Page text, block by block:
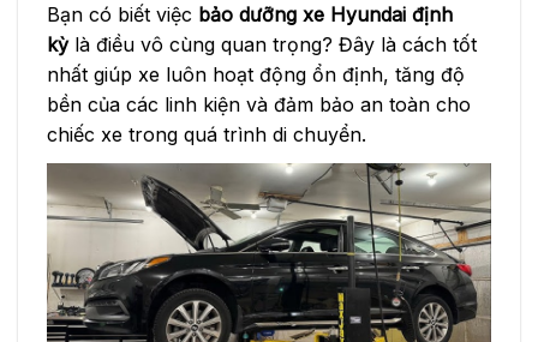
Bạn có biết việc bảo dưỡng xe Hyundai định
kỳlà điều vô cùng quan trọng? Đây là cách tốt
nhất giúp xe luôn hoạt động ổn định, tăng độ
bền của các linh kiện và đảm bảo an toàn cho
chiếc xe trong quá trình di chuyển.